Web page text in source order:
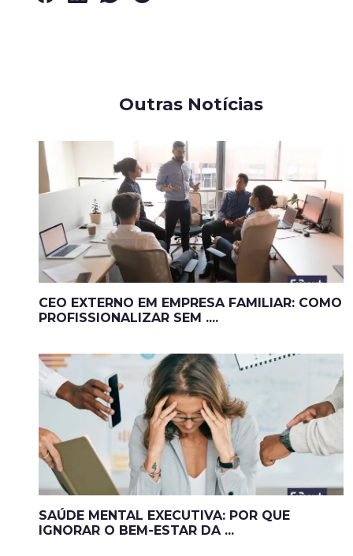
Outras Notícias
CEO EXTERNO EM EMPRESA FAMILIAR: COMO
PROFISSIONALIZAR SEM ....
SAÚDE MENTAL EXECUTIVA: POR QUE
IGNORAR O BEM-ESTAR DA ...